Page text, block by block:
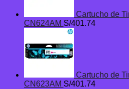
Cartucho de
CN624AM S/401.74
Cartucho de
CN623AM S/401.74